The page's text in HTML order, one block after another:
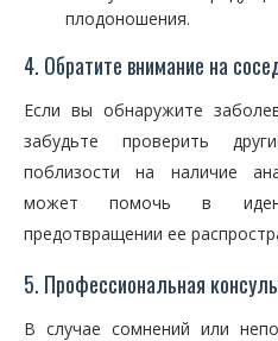
плодоношения.
4. Обратите внимание на
Если вы обнаружите
забудьте проверить
поблизости на наличие
может помочь в
предотвращении ее
5. Профессиональная
В случае сомнений или